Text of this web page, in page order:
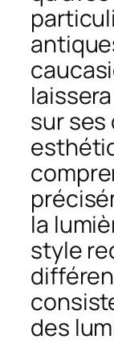
sur
la
style
des